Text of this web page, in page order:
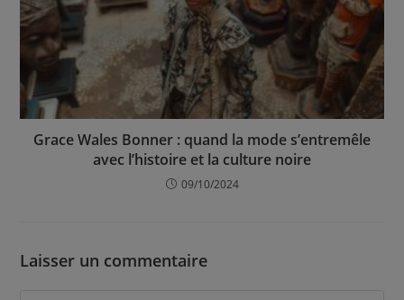
Grace Wales Bonner : quand la mode s’entremêle
avec l’histoire et la culture noire
09/10/2024
Laisser un commentaire